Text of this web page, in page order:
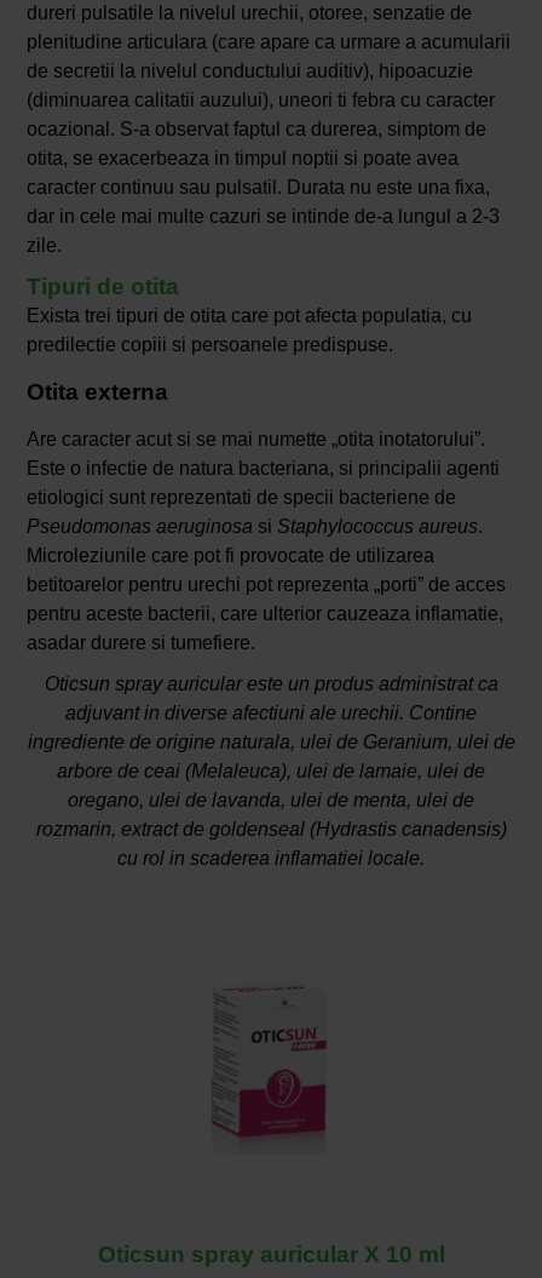
dureri pulsatile la nivelul urechii, otoree, senzatie de
plenitudine articulara (care apare ca urmare a acumularii
de secretii la nivelul conductului auditiv), hipoacuzie
(diminuarea calitatii auzului), uneori ti febra cu caracter
ocazional. S-a observat faptul ca durerea, simptom de
otita, se exacerbeaza in timpul noptii si poate avea
caracter continuu sau pulsatil. Durata nu este una fixa,
dar in cele mai multe cazuri se intinde de-a lungul a 2-3
zile.
Tipuri de otita
Exista trei tipuri de otita care pot afecta populatia, cu
predilectie copiii si persoanele predispuse.
Otita externa
Are caracter acut si se mai numette „otita inotatorului”.
Este o infectie de natura bacteriana, si principalii agenti
etiologici sunt reprezentati de specii bacteriene de
Pseudomonas aeruginosa si Staphylococcus aureus.
Microleziunile care pot fi provocate de utilizarea
betitoarelor pentru urechi pot reprezenta „porti” de acces
pentru aceste bacterii, care ulterior cauzeaza inflamatie,
asadar durere si tumefiere.
Oticsun spray auricular este un produs administrat ca
adjuvant in diverse afectiuni ale urechii. Contine
ingrediente de origine naturala, ulei de Geranium, ulei de
arbore de ceai (Melaleuca), ulei de lamaie, ulei de
oregano, ulei de lavanda, ulei de menta, ulei de
rozmarin, extract de goldenseal (Hydrastis canadensis)
cu rol in scaderea inflamatiei locale.
Oticsun spray auricular X 10 ml